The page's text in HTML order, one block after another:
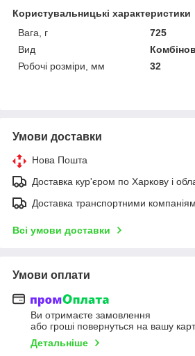
Користувальницькі характеристики
Вага, г
725
Вид
Робочі розміри, мм
32
Умови доставки
Нова Пошта
Доставка кур'єром по Харкову і
Доставка транспортними
Всі умови доставки
Умови оплати
Ви отримаєте замовлення
або гроші повернуться на вашу
Детальніше